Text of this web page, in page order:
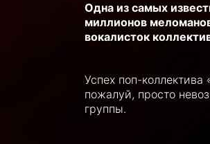
Одна из самых
миллионов
вокалисток
Успех поп-
пожалуй, просто
группы.